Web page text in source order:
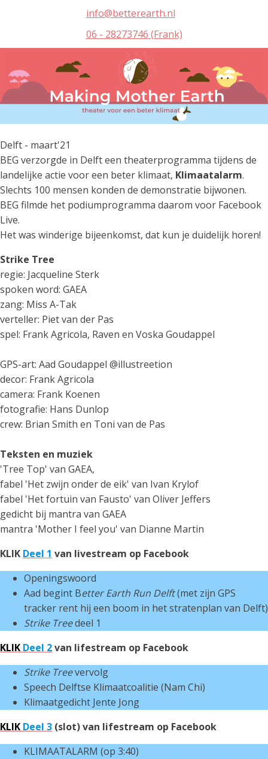
info@betterearth.nl
06 - 28273746 (Frank)
Delft - maart'21
BEG verzorgde in Delft een theaterprogramma tijdens de
landelijke actie voor een beter klimaat, Klimaatalarm.
Slechts 100 mensen konden de demonstratie bijwonen.
BEG filmde het podiumprogramma daarom voor Facebook
Live.
Het was winderige bijeenkomst, dat kun je duidelijk horen!
Strike Tree
regie: Jacqueline Sterk
spoken word: GAEA
zang: Miss A-Tak
verteller: Piet van der Pas
spel: Frank Agricola, Raven en Voska Goudappel
GPS-art: Aad Goudappel @illustreetion
decor: Frank Agricola
camera: Frank Koenen
fotografie: Hans Dunlop
crew: Brian Smith en Toni van de Pas
Teksten en muziek
'Tree Top' van GAEA,
fabel 'Het zwijn onder de eik' van Ivan Krylof
fabel 'Het fortuin van Fausto' van Oliver Jeffers
gedicht bij mantra van GAEA
mantra 'Mother I feel you' van Dianne Martin
KLIK Deel 1 van livestream op Facebook
Openingswoord
Aad begint Better Earth Run Delft(met zijn GPS
tracker rent hij een boom in het stratenplan van Delft)
Strike Treedeel 1
KLIK Deel 2van lifestream op Facebook
Strike Treevervolg
Speech Delftse Klimaatcoalitie (Nam Chi)
Klimaatgedicht Jente Jong
KLIK Deel 3 (slot) van lifestream op Facebook
KLIMAATALARM (op 3:40)